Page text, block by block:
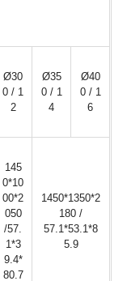
Ø30
0 / 1
2
Ø35
0 / 1
4
Ø40
0 / 1
6
145
0*10
00*2
050
/57.
1*3
9.4*
80.7
1450*1350*2
180 /
57.1*53.1*8
5.9